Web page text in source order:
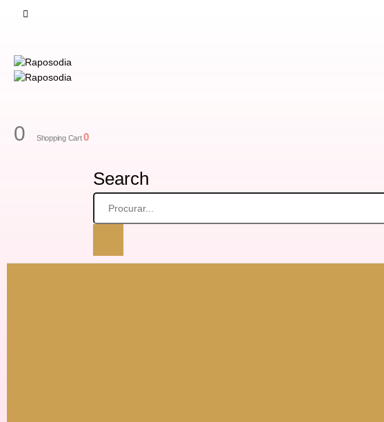
0 Shopping Cart0
Search